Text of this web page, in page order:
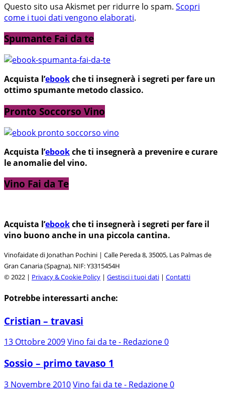
Questo sito usa Akismet per ridurre lo spam. Scopri
come i tuoi dati vengono elaborati.
Spumante Fai da te
Acquista l’ebookche ti insegnerà i segreti per fare un
ottimo spumante metodo classico.
Pronto Soccorso Vino
Acquista l’ebookche ti insegnerà a prevenire e curare
le anomalie del vino.
Vino Fai da Te
Acquista l’ebookche ti insegnerà i segreti per fare il
vino buono anche in una piccola cantina.
Vinofaidate di Jonathan Pochini | Calle Pereda 8, 35005, Las Palmas de
Gran Canaria (Spagna), NIF: Y3315454H
© 2022 | Privacy & Cookie Policy | Gestisci i tuoi dati | Contatti
Potrebbe interessarti anche:
Cristian – travasi
13 Ottobre 2009Vino fai da te - Redazione0
Sossio – primo tavaso 1
3 Novembre 2010Vino fai da te - Redazione0